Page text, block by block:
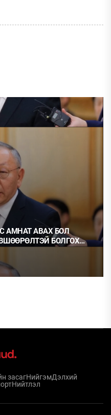
АМНАТ АВАХ БОЛ
БОЛГОХ
засагНийгэмДэлхий
Нийтлэл